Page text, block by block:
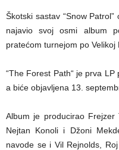
Škotski sastav “Snow
najavio svoj osmi album
pratećom turnejom po Velikoj
“The Forest Path“ je prva
a biće objavljena 13.
Album je producirao
Nejtan Konoli i Džoni
navode se i Vil Rejnolds,